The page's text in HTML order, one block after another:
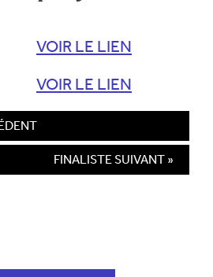
VOIR LE LIEN
VOIR LE LIEN
FINALISTE SUIVANT »